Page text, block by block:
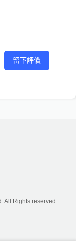
留下評價
All Rights reserved